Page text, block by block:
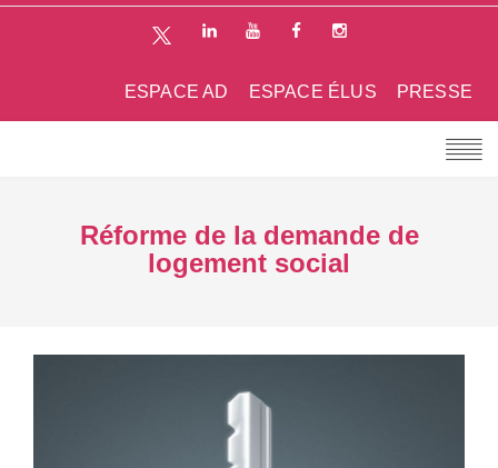
PRESSE
ESPACE ÉLUS
ESPACE AD
Réforme de la demande de
logement social